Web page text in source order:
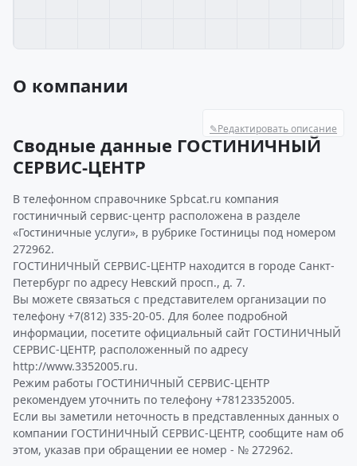
О компании
✎Редактировать описание
Сводные данные ГОСТИНИЧНЫЙ
СЕРВИС-ЦЕНТР
В телефонном справочнике Spbcat.ru компания
гостиничный сервис-центр расположена в разделе
«Гостиничные услуги», в рубрике Гостиницы под номером
272962.
ГОСТИНИЧНЫЙ СЕРВИС-ЦЕНТР находится в городе Санкт-
Петербург по адресу Невский просп., д. 7.
Вы можете связаться с представителем организации по
телефону +7(812) 335-20-05. Для более подробной
информации, посетите официальный сайт ГОСТИНИЧНЫЙ
СЕРВИС-ЦЕНТР, расположенный по адресу
http://www.3352005.ru.
Режим работы ГОСТИНИЧНЫЙ СЕРВИС-ЦЕНТР
рекомендуем уточнить по телефону +78123352005.
Если вы заметили неточность в представленных данных о
компании ГОСТИНИЧНЫЙ СЕРВИС-ЦЕНТР, сообщите нам об
этом, указав при обращении ее номер - № 272962.